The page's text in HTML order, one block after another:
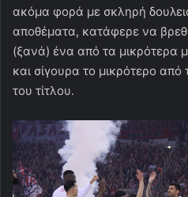
ακόμα φορά με σκληρή
αποθέματα, κατάφερε να
(ξανά) ένα από τα μικρότερα
και σίγουρα το μικρότερο από
του τίτλου.